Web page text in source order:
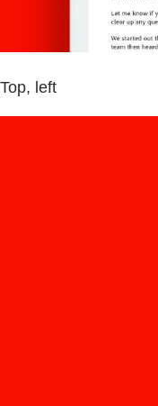
Top, left